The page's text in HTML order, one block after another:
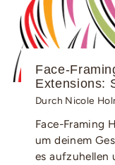
Face-
Extensions:
Durch Nicole
Face-Framing
um deinem
es aufzuhellen